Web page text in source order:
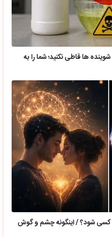
این 5 مواد را با شوینده ها قاطی نکنید؛ شما را به
کسی شود؟ / اینگونه چشم و گوش